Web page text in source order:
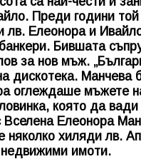
Преди години
лв. Елеонора и
Бившата
за нов мъж.
дискотека. Манчева
оглеждаше мъжете
която да
Елеонора
няколко хиляди лв.
недвижими имоти.